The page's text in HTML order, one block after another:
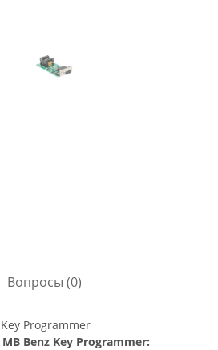
Вопросы (0)
Programmer
Benz Key Programmer: